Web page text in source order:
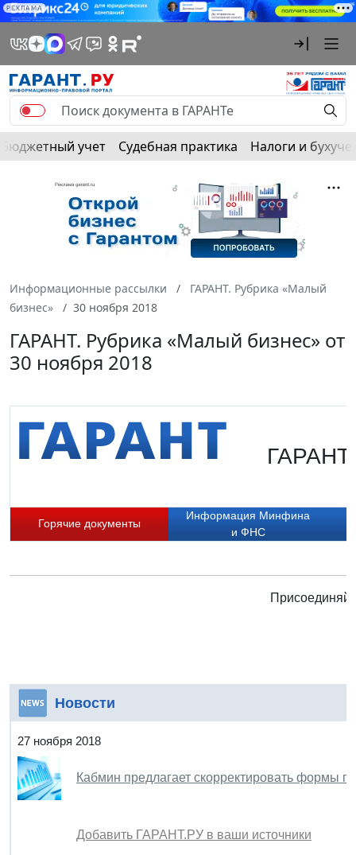
РЕКЛАМА
Бюджетный учет Судебная практика Налоги и
Информационные рассылки
ГАРАНТ. Рубрика «Малый
бизнес»
30 ноября 2018
ГАРАНТ. Рубрика «Малый бизнес» от
30 ноября 2018
Горячие документы
Информация Минфина
и ФНС
Новости
27 ноября 2018
Кабмин предлагает скорректировать формы
Добавить ГАРАНТ.РУ в ваши источники